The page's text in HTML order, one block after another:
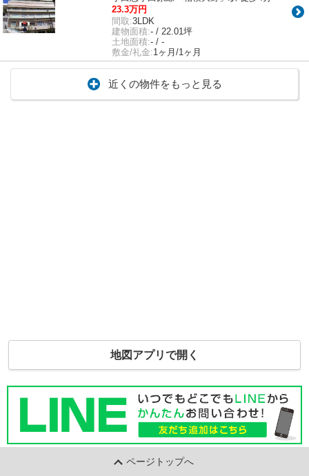
23.3万円
間取:3LDK
建物面積:- / 22.01坪
土地面積:- / -
敷金/礼金:1ヶ月/1ヶ月
近くの物件をもっと見る
地図アプリで開く
ページトップへ